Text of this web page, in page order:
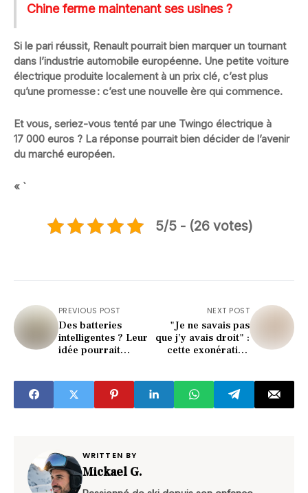
Chine ferme maintenant ses usines ?
Si le pari réussit, Renault pourrait bien marquer un tournant
dans l’industrie automobile européenne. Une petite voiture
électrique produite localement à un prix clé, c’est plus
qu’une promesse : c’est une nouvelle ère qui commence.
Et vous, seriez-vous tenté par une Twingo électrique à
17 000 euros ? La réponse pourrait bien décider de l’avenir
du marché européen.
« `
5/5 - (26 votes)
PREVIOUS POST
Des batteries
intelligentes ? Leur
idée pourrait
NEXT POST
"Je ne savais pas
que j’y avais droit" :
cette exonération
WRITTEN BY
Mickael G.